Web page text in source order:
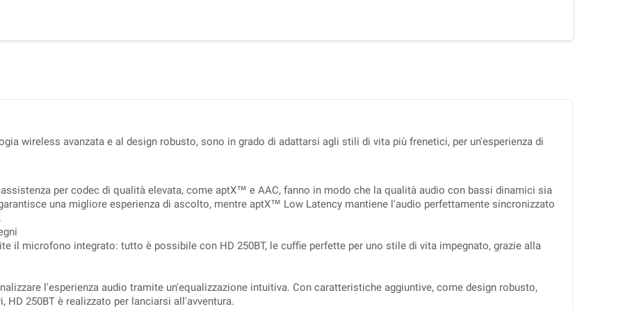
wireless avanzata e al design robusto, sono in grado di adattarsi agli stili di vita più frenetici, per un'esperienza di
per codec di qualità elevata, come aptX™ e AAC, fanno in modo che la qualità audio con bassi dinamici sia
una migliore esperienza di ascolto, mentre aptX™ Low Latency mantiene l'audio perfettamente sincronizzato
il microfono integrato: tutto è possibile con HD 250BT, le cuffie perfette per uno stile di vita impegnato, grazie alla
l'esperienza audio tramite un'equalizzazione intuitiva. Con caratteristiche aggiuntive, come design robusto,
250BT è realizzato per lanciarsi all'avventura.